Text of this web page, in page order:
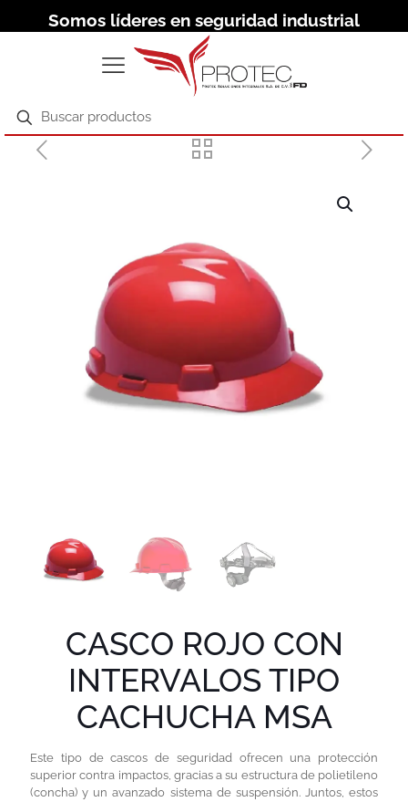
Somos líderes en seguridad industrial
CASCO ROJO CON
INTERVALOS TIPO
CACHUCHA MSA
Este tipo de cascos de seguridad ofrecen una protección
superior contra impactos, gracias a su estructura de polietileno
(concha) y un avanzado sistema de suspensión. Juntos, estos